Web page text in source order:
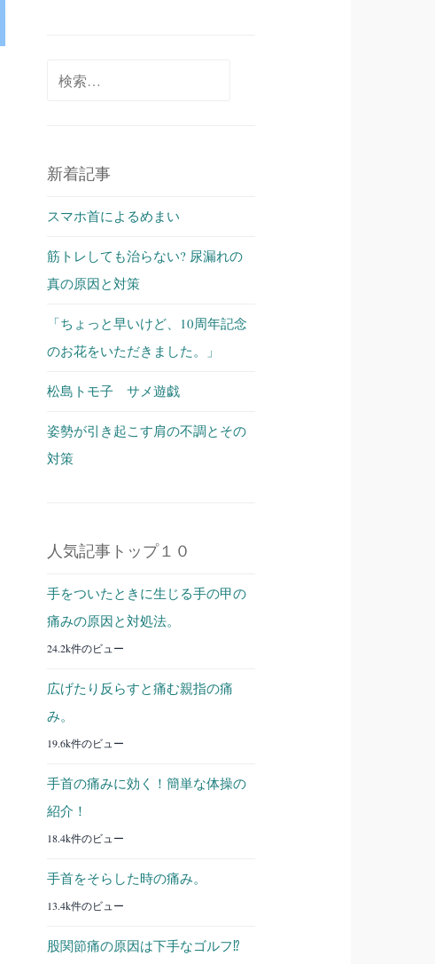
新着記事
スマホ首によるめまい
筋トレしても治らない? 尿漏れの
真の原因と対策
「ちょっと早いけど、10周年記念
のお花をいただきました。」
松島トモ子 サメ遊戯
姿勢が引き起こす肩の不調とその
対策
人気記事トップ１０
手をついたときに生じる手の甲の
痛みの原因と対処法。
24.2k件のビュー
広げたり反らすと痛む親指の痛
み。
19.6k件のビュー
手首の痛みに効く！簡単な体操の
紹介！
18.4k件のビュー
手首をそらした時の痛み。
13.4k件のビュー
股関節痛の原因は下手なゴルフ⁉︎